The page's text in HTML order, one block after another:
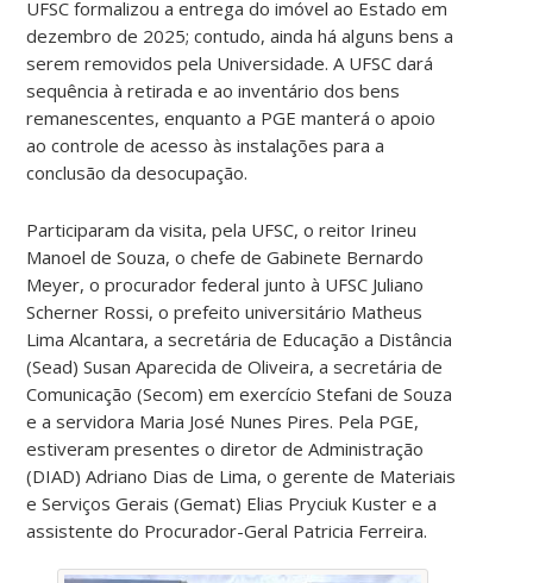
UFSC formalizou a entrega do imóvel ao Estado em
dezembro de 2025; contudo, ainda há alguns bens a
serem removidos pela Universidade. A UFSC dará
sequência à retirada e ao inventário dos bens
remanescentes, enquanto a PGE manterá o apoio
ao controle de acesso às instalações para a
conclusão da desocupação.
Participaram da visita, pela UFSC, o reitor Irineu
Manoel de Souza, o chefe de Gabinete Bernardo
Meyer, o procurador federal junto à UFSC Juliano
Scherner Rossi, o prefeito universitário Matheus
Lima Alcantara, a secretária de Educação a Distância
(Sead) Susan Aparecida de Oliveira, a secretária de
Comunicação (Secom) em exercício Stefani de Souza
e a servidora Maria José Nunes Pires. Pela PGE,
estiveram presentes o diretor de Administração
(DIAD) Adriano Dias de Lima, o gerente de Materiais
e Serviços Gerais (Gemat) Elias Pryciuk Kuster e a
assistente do Procurador-Geral Patricia Ferreira.